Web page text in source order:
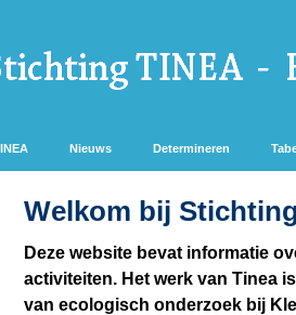
Nieuws Determineren
Welkom bij
Deze website bevat informatie
activiteiten. Het werk van Tinea
van ecologisch onderzoek bij